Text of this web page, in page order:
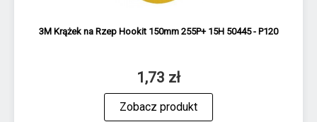
3M Krążek na Rzep Hookit 150mm 255P+ 15H 50445 - P120
1,73 zł
Zobacz produkt